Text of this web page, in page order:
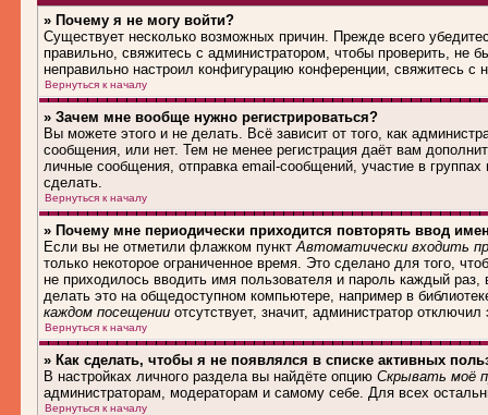
» Почему я не могу войти?
Существует несколько возможных причин. Прежде всего
правильно, свяжитесь с администратором, чтобы проверить, не
неправильно настроил конфигурацию конференции, свяжитесь с
Вернуться к началу
» Зачем мне вообще нужно регистрироваться?
Вы можете этого и не делать. Всё зависит от того, как
сообщения, или нет. Тем не менее регистрация даёт вам
личные сообщения, отправка email-сообщений, участие в
сделать.
Вернуться к началу
» Почему мне периодически приходится повторять ввод
Если вы не отметили флажком пунктАвтоматически входить
только некоторое ограниченное время. Это сделано для того,
не приходилось вводить имя пользователя и пароль каждый
делать это на общедоступном компьютере, например в
каждом посещении отсутствует, значит, администратор
Вернуться к началу
» Как сделать, чтобы я не появлялся в списке активных
В настройках личного раздела вы найдёте опцию Скрывать моё
администраторам, модераторам и самому себе. Для всех
Вернуться к началу